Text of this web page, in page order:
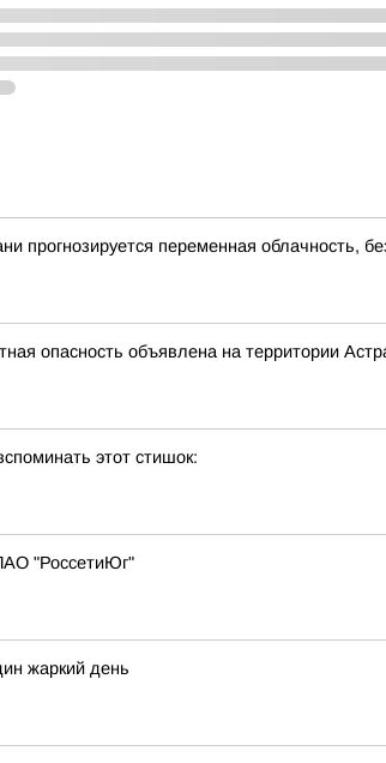
прогнозируется переменная облачность,
опасность объявлена на территории
этот стишок:
"РоссетиЮг"
жаркий день